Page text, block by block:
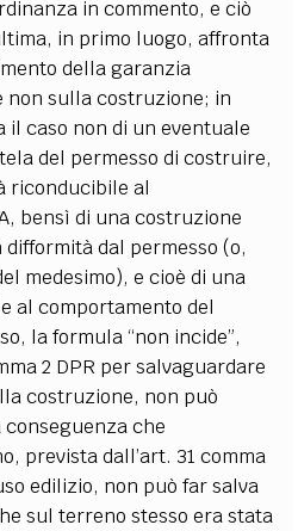
in commento, e ciò
in primo luogo, affronta
della garanzia
sulla costruzione; in
il caso non di un eventuale
del permesso di costruire,
riconducibile al
bensì di una costruzione
dal permesso (o,
medesimo), e cioè di una
al comportamento del
la formula “non incide”,
2 DPR per salvaguardare
costruzione, non può
che
prevista dall’art. 31 comma
edilizio, non può far salva
sul terreno stesso era stata